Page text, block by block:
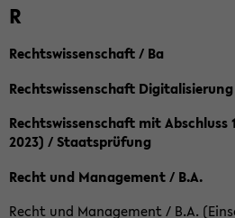
R
Rechtswissenschaft / Ba
Rechtswissenschaft
Rechtswissenschaft mit Abschluss
2023) / Staatsprüfung
Recht und Management / B.A.
Recht und Management / B.A.